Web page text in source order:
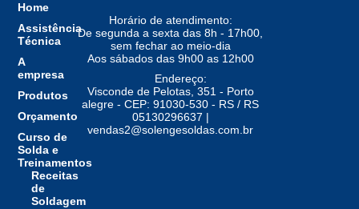
Home
Assistência
Técnica
A
empresa
Produtos
Orçamento
Curso de
Solda e
Treinamentos
Receitas
de
Soldagem
Horário de atendimento:
De segunda a sexta das 8h - 17h00,
sem fechar ao meio-dia
Aos sábados das 9h00 as 12h00
Endereço:
Visconde de Pelotas, 351 - Porto
alegre - CEP: 91030-530 - RS / RS
05130296637 |
vendas2@solengesoldas.com.br